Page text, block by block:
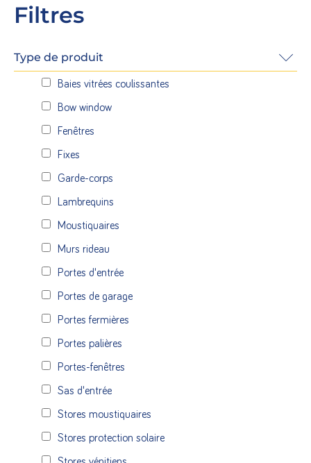
Filtres
Type de produit
Baies vitrées coulissantes
Bow window
Fenêtres
Fixes
Garde-corps
Lambrequins
Moustiquaires
Murs rideau
Portes d'entrée
Portes de garage
Portes fermières
Portes palières
Portes-fenêtres
Sas d'entrée
Stores moustiquaires
Stores protection solaire